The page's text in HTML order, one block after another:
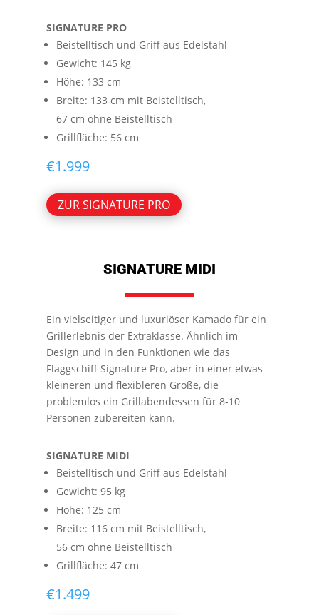
SIGNATURE PRO
Beistelltisch und Griff aus Edelstahl
Gewicht: 145 kg
Höhe: 133 cm
Breite: 133 cm mit Beistelltisch,
67 cm ohne Beistelltisch
Grillfläche: 56 cm
€1.999
ZUR SIGNATURE PRO
SIGNATURE MIDI
Ein vielseitiger und luxuriöser Kamado für ein
Grillerlebnis der Extraklasse. Ähnlich im
Design und in den Funktionen wie das
Flaggschiff Signature Pro, aber in einer etwas
kleineren und flexibleren Größe, die
problemlos ein Grillabendessen für 8-10
Personen zubereiten kann.
SIGNATURE MIDI
Beistelltisch und Griff aus Edelstahl
Gewicht: 95 kg
Höhe: 125 cm
Breite: 116 cm mit Beistelltisch,
56 cm ohne Beistelltisch
Grillfläche: 47 cm
€1.499